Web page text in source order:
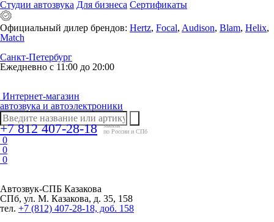
Студии автозвука Для бизнеса Сертификаты
Официальный дилер брендов: Hertz, Focal, Audison, Blam, Helix,
Match
Санкт-Петербург
Ежедневно с 11:00 до 20:00
Интернет-магазин
автозвука и автоэлектроники
+7 812 407-28-18
заказы
по России и СПб
0
0
0
Автозвук-СПБ Казакова
СПб, ул. М. Казакова, д. 35, 158
тел. +7 (812) 407-28-18, доб. 158